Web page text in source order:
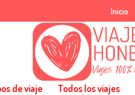
Inicio
de viaje Todos los viajes